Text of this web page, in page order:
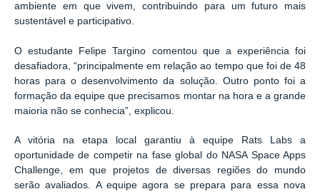
ambiente em que vivem, contribuindo para um futuro mais
sustentável e participativo.
O estudante Felipe Targino comentou que a experiência foi
desafiadora, “principalmente em relação ao tempo que foi de 48
horas para o desenvolvimento da solução. Outro ponto foi a
formação da equipe que precisamos montar na hora e a grande
maioria não se conhecia”, explicou.
A vitória na etapa local garantiu à equipe Rats Labs a
oportunidade de competir na fase global do NASA Space Apps
Challenge, em que projetos de diversas regiões do mundo
serão avaliados. A equipe agora se prepara para essa nova